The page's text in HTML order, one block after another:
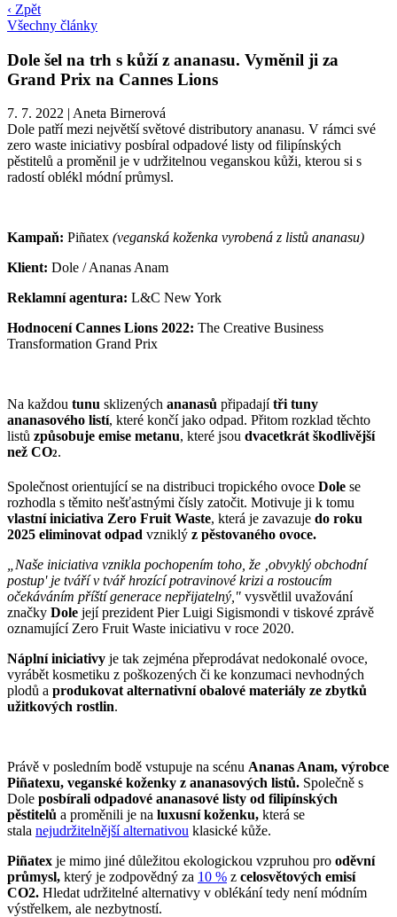
‹ Zpět
Všechny články
Dole šel na trh s kůží z ananasu. Vyměnil ji za
Grand Prix na Cannes Lions
7. 7. 2022 | Aneta Birnerová
Dole patří mezi největší světové distributory ananasu. V rámci své
zero waste iniciativy posbíral odpadové listy od filipínských
pěstitelů a proměnil je v udržitelnou veganskou kůži, kterou si s
radostí oblékl módní průmysl.
Kampaň: Piñatex (veganská koženka vyrobená z listů ananasu)
Klient: Dole / Ananas Anam
Reklamní agentura: L&C New York
Hodnocení Cannes Lions 2022: The Creative Business
Transformation Grand Prix
Na každou tunu sklizených ananasů připadajítři tuny
ananasového listí, které končí jako odpad. Přitom rozklad těchto
listů způsobuje emise metanu, které jsou dvacetkrát škodlivější
než CO2.
Společnost orientující se na distribuci tropického ovoce Dole se
rozhodla s těmito nešťastnými čísly zatočit. Motivuje ji k tomu
vlastní iniciativa Zero Fruit Waste, která je zavazuje do roku
2025 eliminovat odpad vzniklý z pěstovaného ovoce.
„Naše iniciativa vznikla pochopením toho, že obvyklý obchodní
postup'je tváří v tvář hrozící potravinové krizi a rostoucím
očekáváním příští generace nepřijatelný," vysvětlil uvažování
značky Dole její prezident Pier Luigi Sigismondi v tiskové zprávě
oznamující Zero Fruit Waste iniciativu v roce 2020.
Náplní iniciativy je tak zejména přeprodávat nedokonalé ovoce,
vyrábět kosmetiku z poškozených či ke konzumaci nevhodných
plodů a produkovat alternativní obalové materiály ze zbytků
užitkových rostlin.
Právě v posledním bodě vstupuje na scénu Ananas Anam, výrobce
Piñatexu, veganské koženky z ananasových listů. Společně s
Dole posbírali odpadové ananasové listy od filipínských
pěstitelů a proměnili je na luxusní koženku, která se
stala nejudržitelnější alternativou klasické kůže.
Piñatex je mimo jiné důležitou ekologickou vzpruhou pro oděvní
průmysl, který je zodpovědný za 10 % z celosvětových emisí
CO2. Hledat udržitelné alternativy v oblékání tedy není módním
výstřelkem, ale nezbytností.